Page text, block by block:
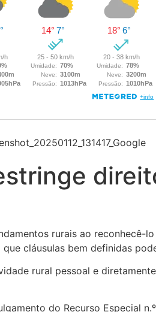
rurais ao reconhecê-
cláusulas bem definidas
rural pessoal e
do Recurso Especial